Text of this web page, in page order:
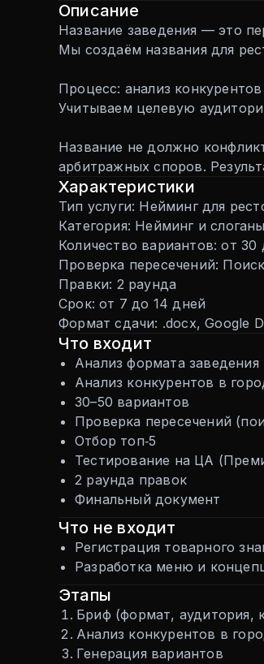
Описание
Название заведения — это
Мы создаём названия для
Процесс: анализ
Учитываем целевую
Название не должно
арбитражных споров.
Характеристики
Тип услуги: Нейминг для
Категория: Нейминг и слоганы
Количество вариантов: от 30
Проверка пересечений:
Правки: 2 раунда
Срок: от 7 до 14 дней
Формат сдачи: .docx, Google
Что входит
Анализ формата
Анализ конкурентов в
30–50 вариантов
Проверка пересечений
Отбор топ‑5
Тестирование на ЦА
2 раунда правок
Финальный документ
Что не входит
Регистрация товарного
Разработка меню и
Этапы
Бриф (формат, аудитория,
Анализ конкурентов в
Генерация вариантов